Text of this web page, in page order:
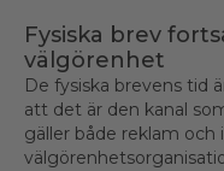
Fysiska brev
välgörenhet
De fysiska brevens tid
att det är den kanal
gäller både reklam och